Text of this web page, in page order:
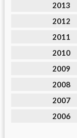
2013
2012
2011
2010
2009
2008
2007
2006